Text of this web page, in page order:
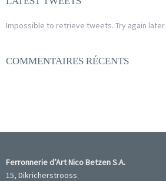
Impossible to retrieve tweets. Try again later.
COMMENTAIRES RÉCENTS
Ferronnerie d’Art Nico Betzen S.A.
15, Dikricherstrooss